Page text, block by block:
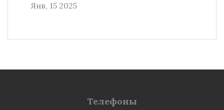
Янв, 15 2025
Телефоны